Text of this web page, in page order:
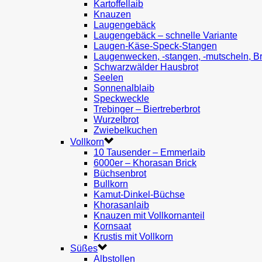
Kartoffellaib
Knauzen
Laugengebäck
Laugengebäck – schnelle Variante
Laugen-Käse-Speck-Stangen
Laugenwecken, -stangen, -mutscheln,
Schwarzwälder Hausbrot
Seelen
Sonnenalblaib
Speckweckle
Trebinger – Biertreberbrot
Wurzelbrot
Zwiebelkuchen
Vollkorn
10 Tausender – Emmerlaib
6000er – Khorasan Brick
Büchsenbrot
Bullkorn
Kamut-Dinkel-Büchse
Khorasanlaib
Knauzen mit Vollkornanteil
Kornsaat
Krustis mit Vollkorn
Süßes
Albstollen